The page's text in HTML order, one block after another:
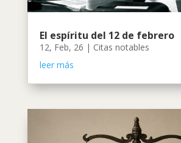
El espíritu del 12 de febrero
12, Feb, 26 | Citas notables
leer más